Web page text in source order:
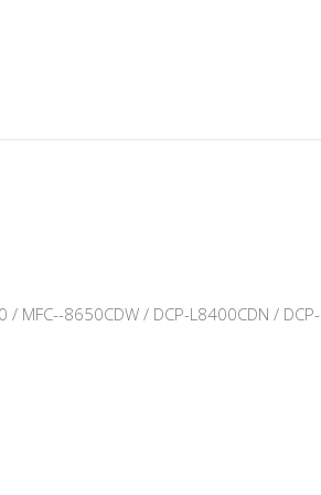
/ MFC--8650CDW / DCP-L8400CDN / DCP-